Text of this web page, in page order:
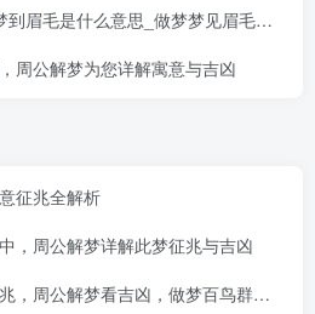
毛是什么意思_做梦梦见眉毛好不好
周公解梦为您详解寓意与吉凶
征兆全解析
，周公解梦详解此梦征兆与吉凶
公解梦看吉凶，做梦百鸟群集的寓意